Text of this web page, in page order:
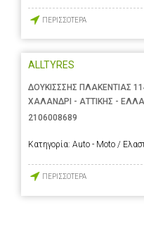
ΠΕΡΙΣΣΟΤΕΡΑ
ALLTYRES
ΔΟΥΚΙΣΣΣΗΣ ΠΛΑΚΕΝΤΙΑΣ
ΧΑΛΑΝΔΡΙ - ΑΤΤΙΚΗΣ -
2106008689
Κατηγορία: Auto - Moto /
ΠΕΡΙΣΣΟΤΕΡΑ